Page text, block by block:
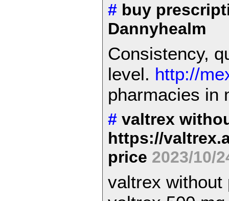
# buy
Dannyhealm
Consistency,
level. http://
pharmacies in
# valtrex
https://
price 2023/10/
valtrex